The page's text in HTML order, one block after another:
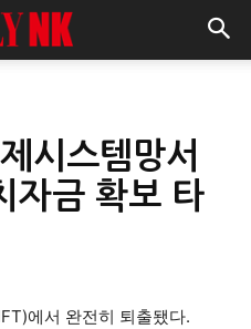
시스템망서
자금 확보 타
에서 완전히 퇴출됐다.